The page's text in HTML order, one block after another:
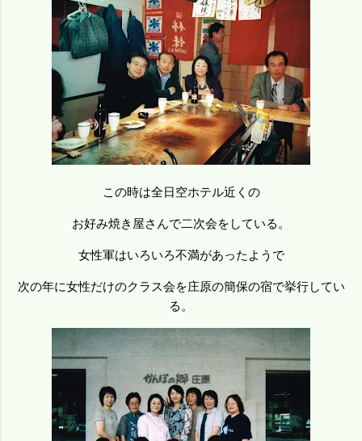
この時は全日空ホテル近くの
お好み焼き屋さんで二次会をしている。
女性軍はいろいろ不満があったようで
次の年に女性だけのクラス会を庄原の簡保の宿で挙行してい
る。